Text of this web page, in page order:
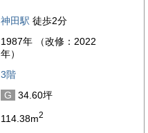
神田駅 徒歩2分
1987年 （改修：2022
年）
3階
G
34.60坪
114.38m2